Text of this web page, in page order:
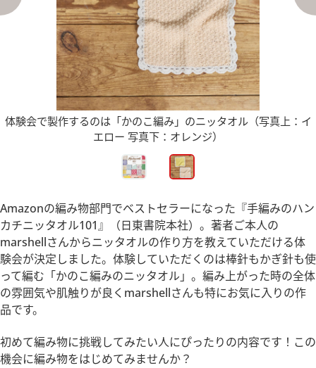
体験会で製作するのは「かのこ編み」のニッタオル（写真上：イ
エロー 写真下：オレンジ）
Amazonの編み物部門でベストセラーになった『手編みのハン
カチニッタオル101』（日東書院本社）。著者ご本人の
marshellさんからニッタオルの作り方を教えていただける体
験会が決定しました。体験していただくのは棒針もかぎ針も使
って編む「かのこ編みのニッタオル」。編み上がった時の全体
の雰囲気や肌触りが良くmarshellさんも特にお気に入りの作
品です。
初めて編み物に挑戦してみたい人にぴったりの内容です！この
機会に編み物をはじめてみませんか？